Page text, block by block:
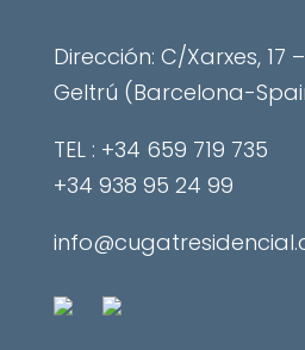
Dirección: C/Xarxes, 17
Geltrú (Barcelona-
​TEL : +34 659 719 735
+34 938 95 24 99